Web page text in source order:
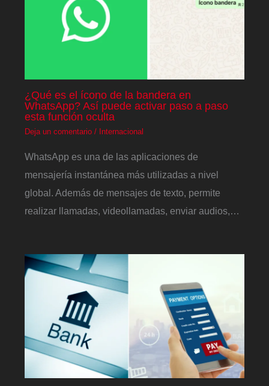
¿Qué es el ícono de la bandera en
WhatsApp? Así puede activar paso a paso
esta función oculta
Deja un comentario / Internacional
WhatsApp es una de las aplicaciones de
mensajería instantánea más utilizadas a nivel
global. Además de mensajes de texto, permite
realizar llamadas, videollamadas, enviar audios,…